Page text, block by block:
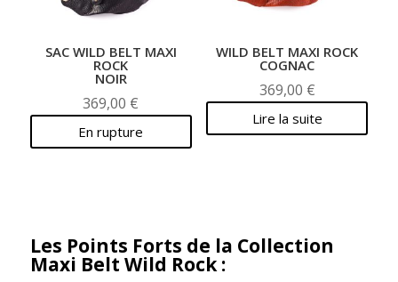
SAC WILD BELT MAXI
ROCK
NOIR
369,00 €
En rupture
WILD BELT MAXI ROCK
COGNAC
369,00 €
Lire la suite
Les Points Forts de la Collection
Maxi Belt Wild Rock :